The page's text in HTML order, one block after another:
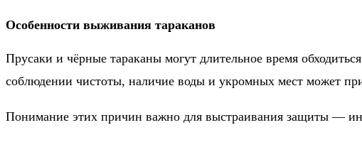
Особенности выживания тараканов
Прусаки и чёрные тараканы могут длительное время
соблюдении чистоты, наличие воды и укромных мест может
Понимание этих причин важно для выстраивания защиты —